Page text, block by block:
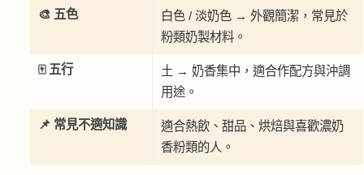
🎨 五色
白色 / 淡奶色 → 外觀簡潔，常見於
粉類奶製材料。
🀄 五行
土 → 奶香集中，適合作配方與沖調
用途。
📌 常見不適知識
適合熱飲、甜品、烘焙與喜歡濃奶
香粉類的人。